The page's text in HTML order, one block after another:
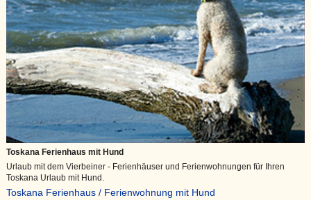
Toskana Ferienhaus mit Hund
Urlaub mit dem Vierbeiner - Ferienhäuser und Ferienwohnungen für Ihren
Toskana Urlaub mit Hund.
Toskana Ferienhaus / Ferienwohnung mit Hund